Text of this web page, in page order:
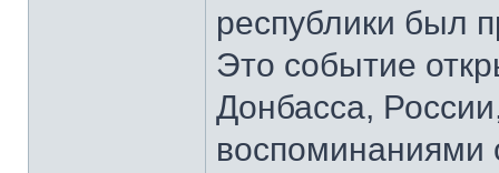
республики был
Это событие
Донбасса,
воспоминаниями